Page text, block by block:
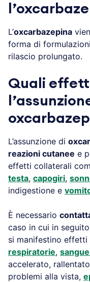
L’oxcarbazepina
forma di
rilascio prolungato.
Quali
L’assunzione di
reazioni cutanee e
effetti collaterali
testa, capogiri,
indigestione e
È necessario
caso in cui in
si manifestino effetti
respiratorie,
accelerato,
problemi alla vista,